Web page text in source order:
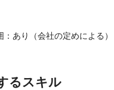
あり（会社の定めによる）
るスキル